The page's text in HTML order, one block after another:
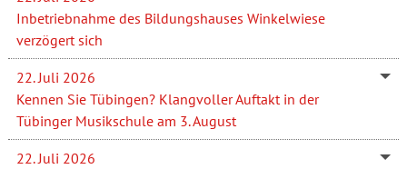
Inbetriebnahme des Bildungshauses Winkelwiese
verzögert sich
22. Juli 2026
Kennen Sie Tübingen? Klangvoller Auftakt in der
Tübinger Musikschule am 3. August
22. Juli 2026